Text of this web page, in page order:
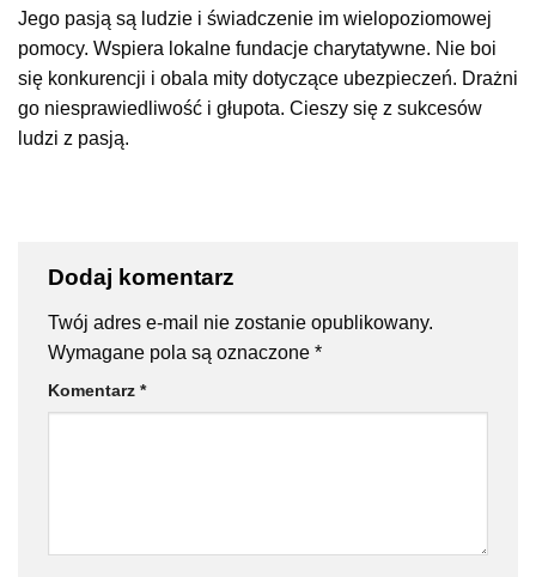
Jego pasją są ludzie i świadczenie im wielopoziomowej
pomocy. Wspiera lokalne fundacje charytatywne. Nie boi
się konkurencji i obala mity dotyczące ubezpieczeń. Drażni
go niesprawiedliwość i głupota. Cieszy się z sukcesów
ludzi z pasją.
Dodaj komentarz
Twój adres e-mail nie zostanie opublikowany.
Wymagane pola są oznaczone *
Komentarz *